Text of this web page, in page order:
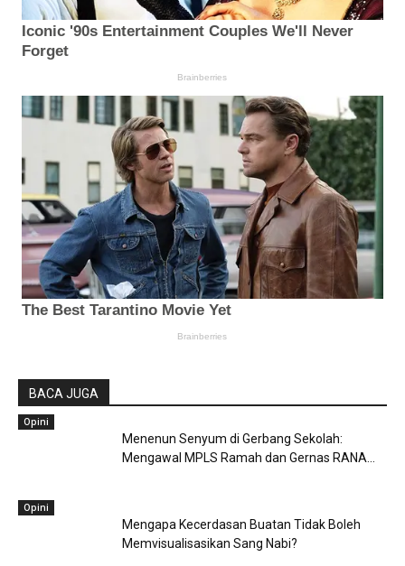
BACA JUGA
Opini
Menenun Senyum di Gerbang Sekolah:
Mengawal MPLS Ramah dan Gernas RANA...
Opini
Mengapa Kecerdasan Buatan Tidak Boleh
Memvisualisasikan Sang Nabi?